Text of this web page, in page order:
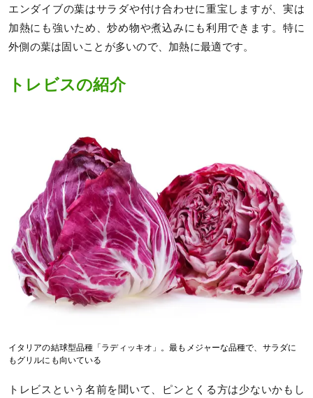
エンダイブの葉はサラダや付け合わせに重宝しますが、実は
加熱にも強いため、炒め物や煮込みにも利用できます。特に
外側の葉は固いことが多いので、加熱に最適です。
トレビスの紹介
イタリアの結球型品種「ラディッキオ」。最もメジャーな品種で、サラダに
もグリルにも向いている
トレビスという名前を聞いて、ピンとくる方は少ないかもし